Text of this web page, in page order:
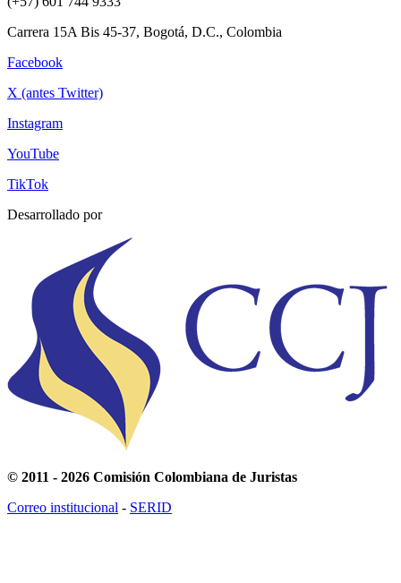
Carrera 15A Bis 45-37, Bogotá, D.C., Colombia
Facebook
X (antes Twitter)
Instagram
YouTube
TikTok
Desarrollado por
© 2011 - 2026 Comisión Colombiana de Juristas
Correo institucional - SERID